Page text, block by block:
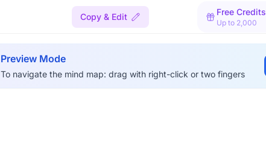
Copy & Edit Free Credits
Up to 2,000
Preview Mode
To navigate the mind map: drag with right-click or two fingers